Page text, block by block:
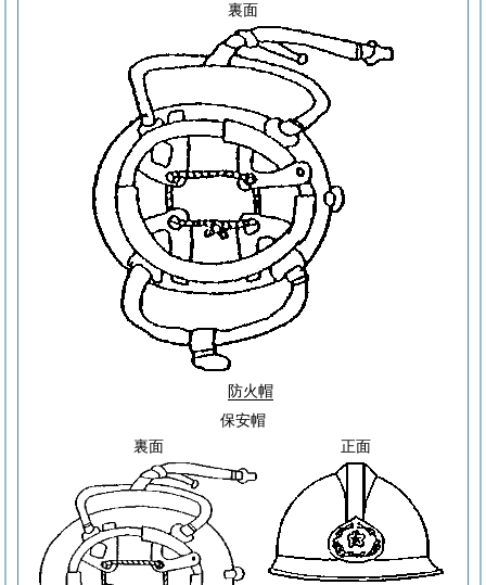
裏面
防火帽
保安帽
裏面
正面